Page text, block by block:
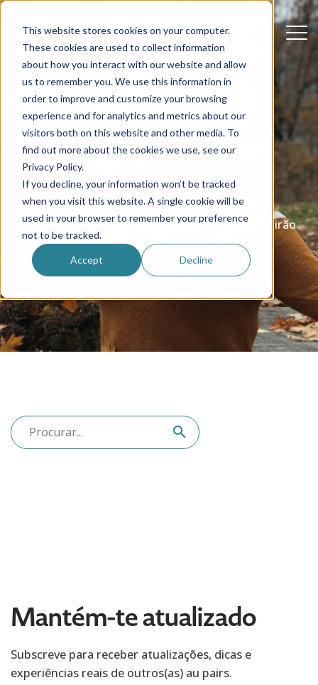
This website stores cookies on your computer.
These cookies are used to collect information
about how you interact with our website and allow
us to remember you. We use this information in
order to improve and customize your browsing
experience and for analytics and metrics about our
visitors both on this website and other media. To
find out more about the cookies we use, see our
Privacy Policy.
If you decline, your information won’t be tracked
when you visit this website. A single cookie will be
used in your browser to remember your preference
not to be tracked.
Accept Decline
Blogue Au Pair in
America
Histórias reais, conselhos e ideias úteis que te irão
orientar no teu percurso como au pair.
Mantém-te atualizado
Subscreve para receber atualizações, dicas e
experiências reais de outros(as) au pairs.